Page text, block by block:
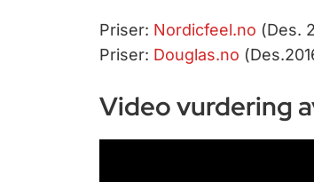
Priser: Nordicfeel.no (Des.
Priser: Douglas.no
Video vurdering